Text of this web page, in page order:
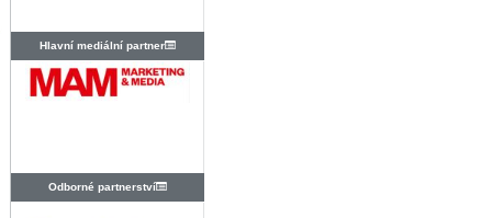
Hlavní mediální partner
Odborné partnerství